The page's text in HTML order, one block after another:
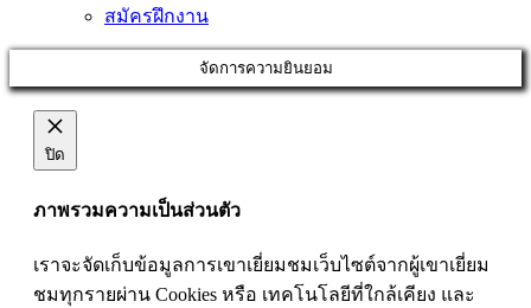
สมัครฝึกงาน
จัดการความยินยอม
ปิด
ภาพรวมความเป็นส่วนตัว
เราจะจัดเก็บข้อมูลการเขาเยี่ยมชมเว็บไซต์จากผู้เขาเยี่ยม
ชมทุกรายผ่าน Cookies หรือ เทคโนโลยีที่ใกล้เคียง และ